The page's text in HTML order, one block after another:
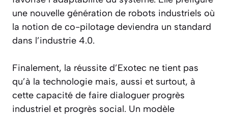
une nouvelle génération de robots industriels où
la notion de co-pilotage deviendra un standard
dans l’industrie 4.0.
Finalement, la réussite d’Exotec ne tient pas
qu’à la technologie mais, aussi et surtout, à
cette capacité de faire dialoguer progrès
industriel et progrès social. Un modèle